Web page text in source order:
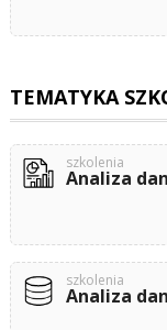
TEMATYKA
szkolenia
Analiza
szkolenia
Analiza